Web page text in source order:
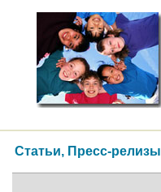
Статьи, Пресс-релизы